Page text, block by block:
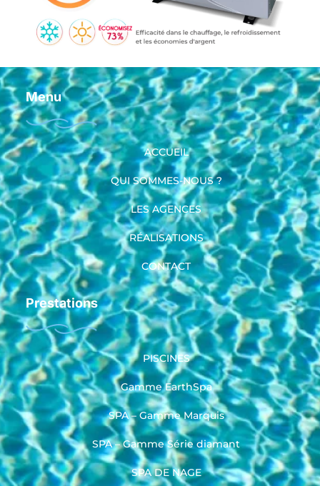
Menu
ACCUEIL
QUI SOMMES-NOUS ?
LES AGENCES
RÉALISATIONS
CONTACT
Prestations
PISCINES
Gamme EarthSpa
SPA – Gamme Marquis
SPA – Gamme Série diamant
SPA DE NAGE